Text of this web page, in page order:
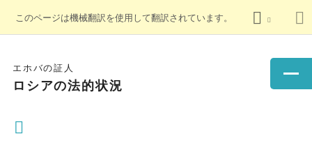
このページは機械翻訳を使用して翻訳されています。
エホバの証人
ロシアの法的状況